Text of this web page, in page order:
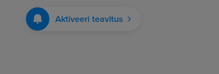
Aktiveeri teavitus